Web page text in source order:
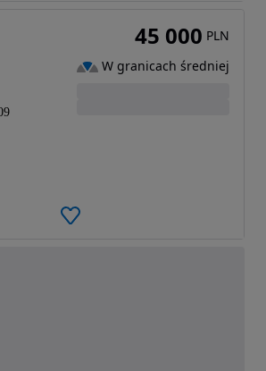
45 000 PLN
W granicach średniej